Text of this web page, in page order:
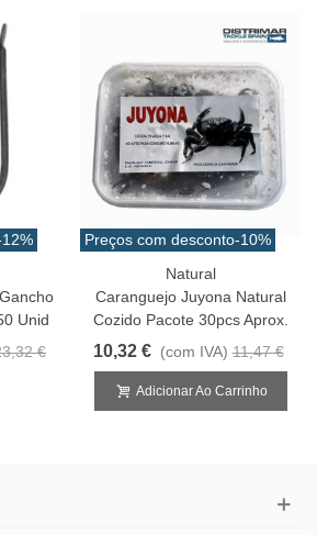
Unid
€
Preços com desconto-10%
Natural
Caranguejo Juyona Natural
Cozido Pacote 30pcs Aprox.
10,32 € (com IVA) 11,47 €
Adicionar Ao Carrinho